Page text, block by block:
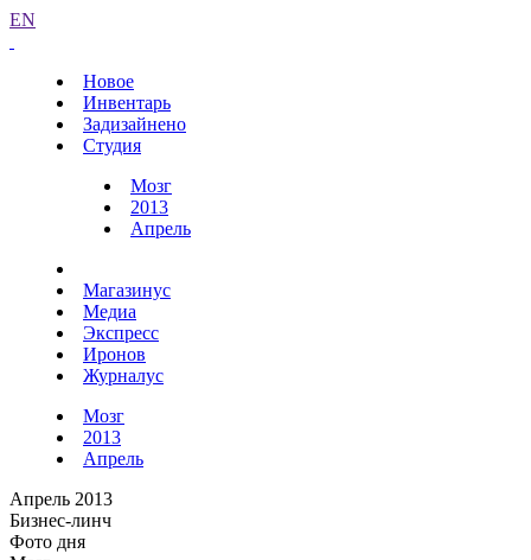
EN
Новое
Инвентарь
Задизайнено
Студия
Мозг
2013
Апрель
Магазинус
Медиа
Экспресс
Иронов
Журналус
Мозг
2013
Апрель
Апрель 2013
Бизнес-линч
Фото дня